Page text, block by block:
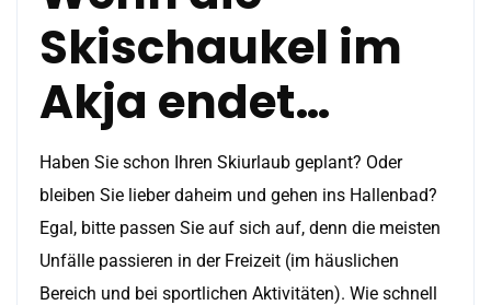
Skischaukel im
Akja endet…
Haben Sie schon Ihren Skiurlaub geplant? Oder
bleiben Sie lieber daheim und gehen ins Hallenbad?
Egal, bitte passen Sie auf sich auf, denn die meisten
Unfälle passieren in der Freizeit (im häuslichen
Bereich und bei sportlichen Aktivitäten). Wie schnell